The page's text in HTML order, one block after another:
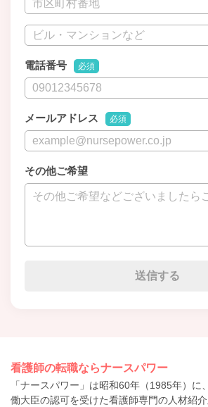
電話番号 必須
メールアドレス 必須
その他ご希望
看護師の転職ならナースパワー
「ナースパワー」は昭和60年（1985年）に
働大臣の認可を受けた看護師専門の人材紹